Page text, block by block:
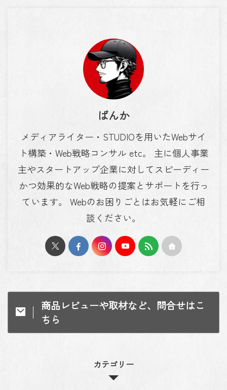
ばんか
メディアライター・STUDIOを用いたWebサイ
ト構築・Web戦略コンサル etc。 主に個人事業
主やスタートアップ企業に対してスピーディー
かつ効果的なWeb戦略の提案とサポートを行っ
ています。 Webのお困りごとはお気軽にご相
談ください。
商品レビューや取材など、問合せはこ
ちら
カテゴリー